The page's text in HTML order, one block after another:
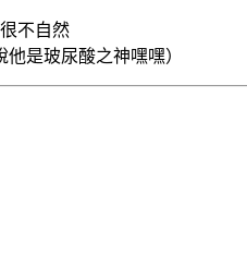
不自然
是玻尿酸之神嘿嘿）